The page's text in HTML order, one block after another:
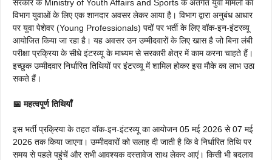
सरकार के Ministry of Youth Affairs and Sports के अंतर्गत युवा मामलों का
विभाग युवाओं के लिए एक शानदार अवसर लेकर आया है। विभाग द्वारा अनुबंध आधार
पर युवा पेशेवर (Young Professionals) पदों पर भर्ती के लिए वॉक-इन-इंटरव्यू
आयोजित किया जा रहा है। यह अवसर उन उम्मीदवारों के लिए खास है जो बिना लंबी
परीक्षा प्रक्रिया के सीधे इंटरव्यू के माध्यम से सरकारी क्षेत्र में काम करना चाहते हैं।
इच्छुक उम्मीदवार निर्धारित तिथियों पर इंटरव्यू में शामिल होकर इस मौके का लाभ उठा
सकते हैं।
📅 महत्वपूर्ण तिथियाँ
इस भर्ती प्रक्रिया के तहत वॉक-इन-इंटरव्यू का आयोजन 05 मई 2026 से 07 मई
2026 तक किया जाएगा। उम्मीदवारों को सलाह दी जाती है कि वे निर्धारित तिथि पर
समय से पहले पहुंचें और सभी आवश्यक दस्तावेज साथ लेकर आएं। किसी भी बदलाव